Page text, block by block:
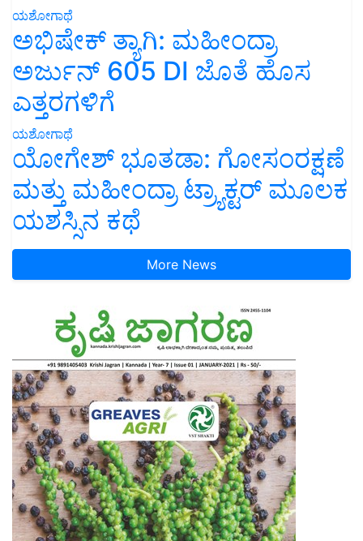
ಯಶೋಗಾಥೆ
ಅಭಿಷೇಕ್ ತ್ಯಾಗಿ: ಮಹೀಂದ್ರಾ
ಅರ್ಜುನ್ 605 DI ಜೊತೆ ಹೊಸ
ಎತ್ತರಗಳಿಗೆ
ಯಶೋಗಾಥೆ
ಯೋಗೇಶ್ ಭೂತಡಾ: ಗೋಸಂರಕ್ಷಣೆ
ಮತ್ತು ಮಹೀಂದ್ರಾ ಟ್ರ್ಯಾಕ್ಟರ್ ಮೂಲಕ
ಯಶಸ್ಸಿನ ಕಥೆ
More News